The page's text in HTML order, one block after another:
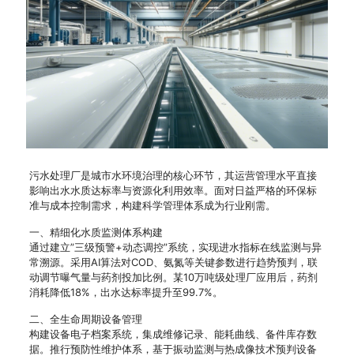
污水处理厂是城市水环境治理的核心环节，其运营管理水平直接
影响出水水质达标率与资源化利用效率。面对日益严格的环保标
准与成本控制需求，构建科学管理体系成为行业刚需。
一、精细化水质监测体系构建
通过建立”三级预警+动态调控”系统，实现进水指标在线监测与异
常溯源。采用AI算法对COD、氨氮等关键参数进行趋势预判，联
动调节曝气量与药剂投加比例。某10万吨级处理厂应用后，药剂
消耗降低18%，出水达标率提升至99.7%。
二、全生命周期设备管理
构建设备电子档案系统，集成维修记录、能耗曲线、备件库存数
据。推行预防性维护体系，基于振动监测与热成像技术预判设备